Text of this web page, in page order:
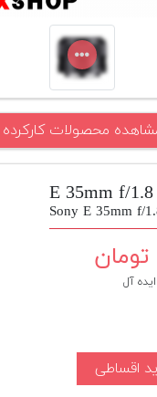
محصولات کارکرده
Sony E 35mm f/
اقساطی